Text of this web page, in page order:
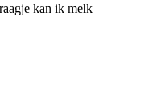
kan ik melk